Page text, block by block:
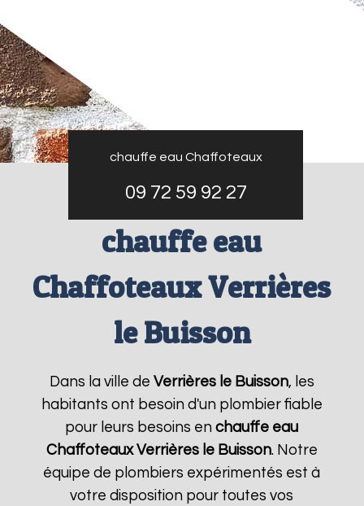
chauffe eau Chaffoteaux
09 72 59 92 27
chauffe eau
Chaffoteaux Verrières
le Buisson
Dans la ville de Verrières le Buisson, les
habitants ont besoin d'un plombier fiable
pour leurs besoins enchauffe eau
Chaffoteaux Verrières le Buisson. Notre
équipe de plombiers expérimentés est à
votre disposition pour toutes vos